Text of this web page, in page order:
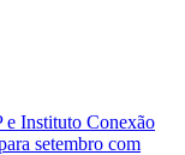
e Instituto Conexão
setembro com